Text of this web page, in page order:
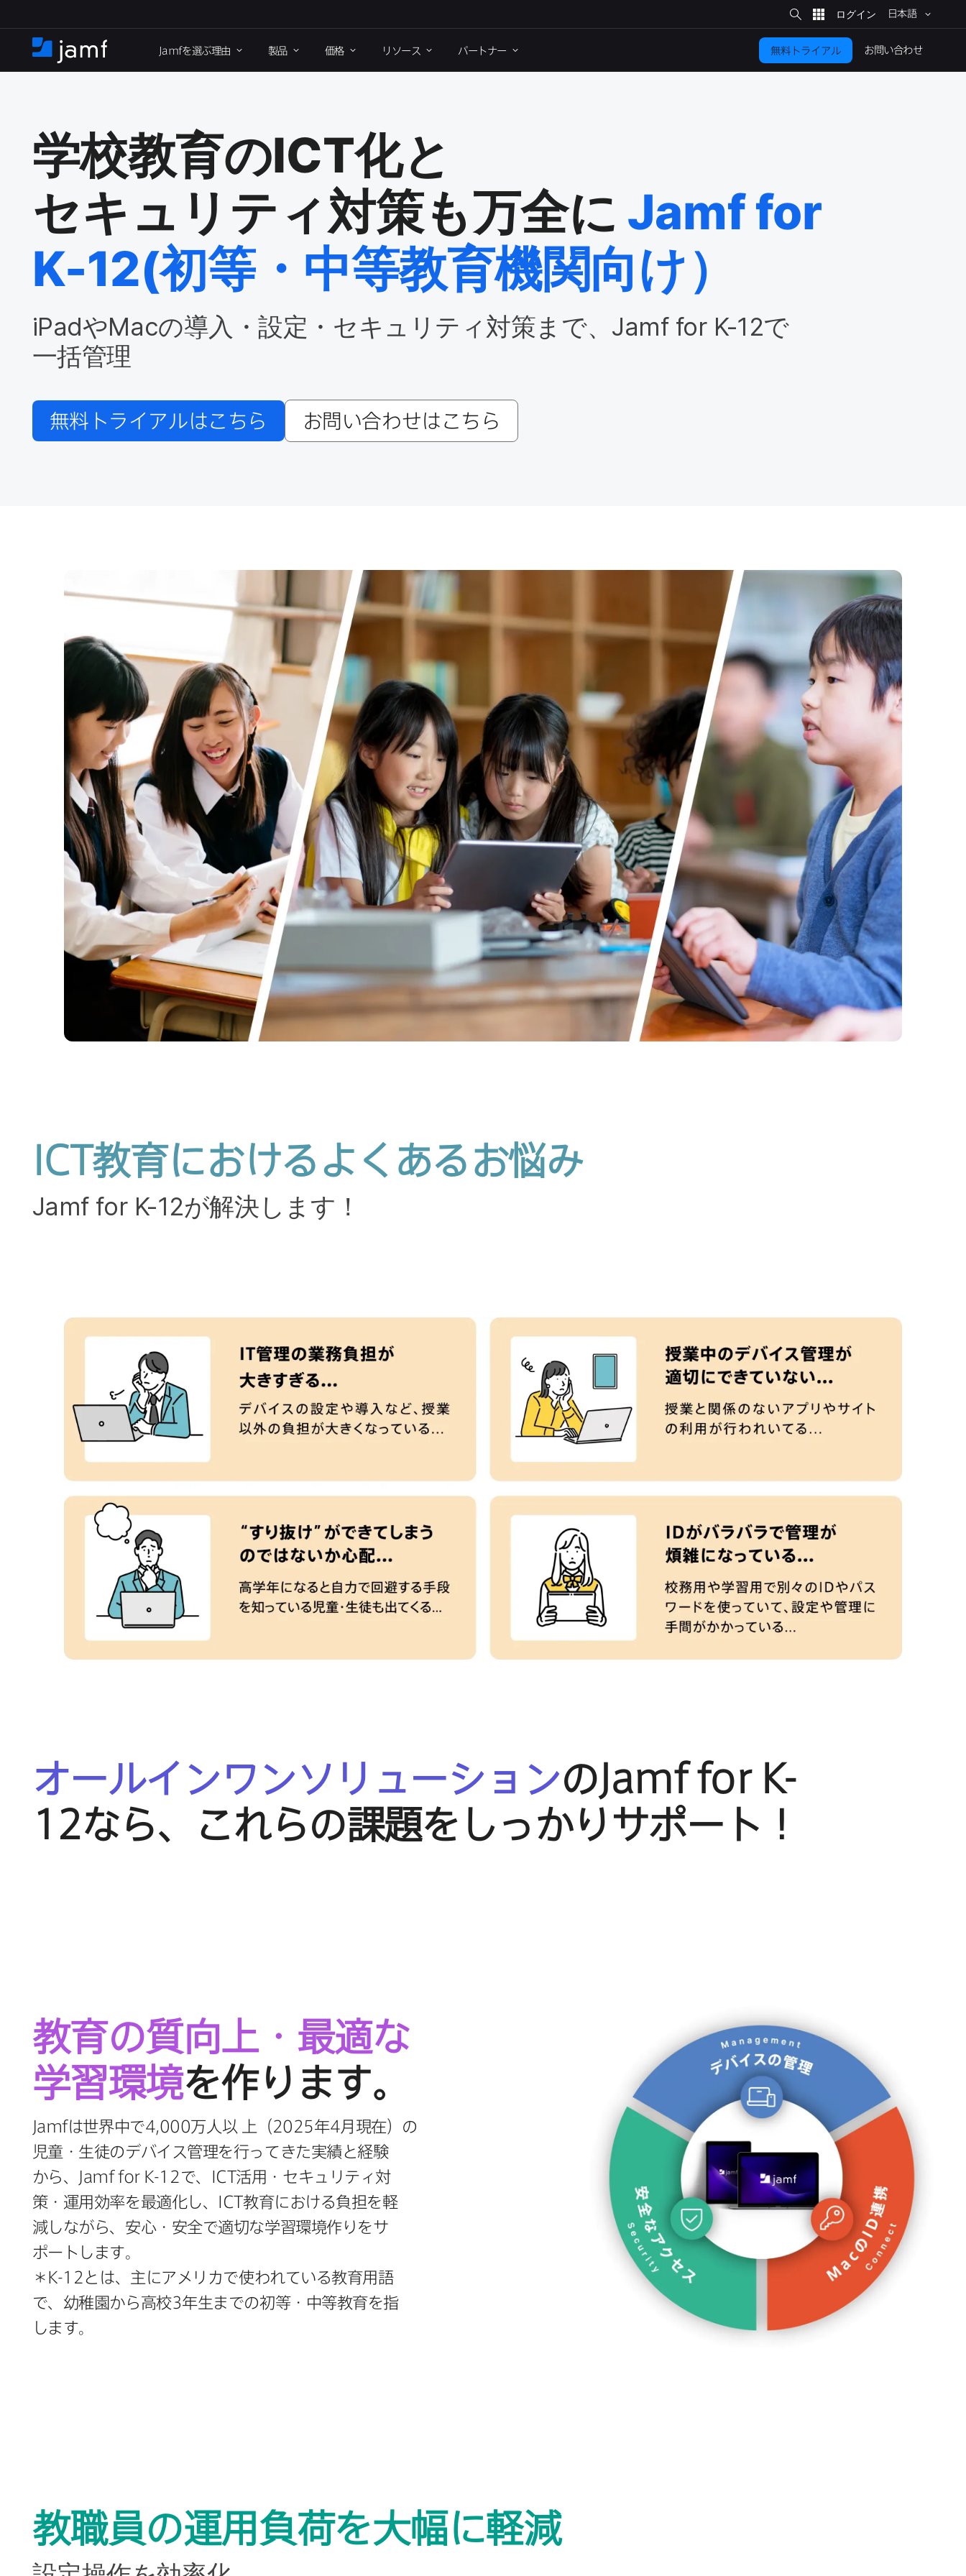
イ
ン
に
​
移
サ
イ
ト
検
索
日本語
ホ
ー
Jamfを​選ぶ理由 製品 価格 リソース パートナー 無料トライアル お問い​合わせ
学校教育のICT化と​
セキュリティ対策も​万全に Jamf for
K-12(初等・中等教育機関向け）
iPadやMacの​導入・設定・セキュリティ対策まで、 Jamf for K-12で​
一括管理
無料トライアルは​こちら お問い​合わせは​こちら
ICT教育に​おける​よく​ある​お悩み
Jamf for K-12が​​解決します！
オールインワンソリューションの Jamf for K-
12なら、​これらの​課題を​しっかり​サポート！
教育の​質向上・​最適な​
学習環境を​作ります。
Jamfは​世界中で4,000万人以 上（2025年4月現在）の
児童・生徒の​デバイス管理を​行ってきた​実績と​経験
から、
Jamf for K-12 で、 ICT活用・セキュリティ対
策・運用効率を​最適化し、
ICT教育に​おける​負担を​軽
減しながら、​安心・安全で​適切な​学習環境作りを​サ
ポートします。
＊ K-12 とは、​主に​アメリカで​使われている​教育用語
で、​幼稚園から​高校3年生までの​初等・中等教育を​指
します。
教職員の​運用負荷を​大幅に​軽減